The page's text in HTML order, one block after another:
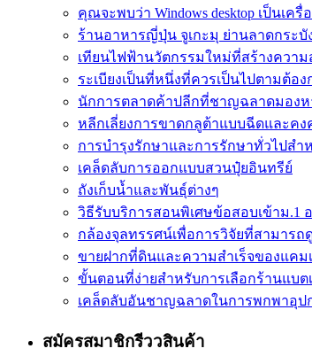
คุณจะพบว่า Windows desktop เป็นเค
ร้านอาหารญี่ปุ่น จูเกะมุ ย่านลาดกระ
เทียนไฟฟ้านวัตกรรมใหม่ที่สร้างควา
ระเบียงเป็นที่หนึ่งที่ควรเป็นไปตามต้
นักการตลาดค้าปลีกที่ชาญฉลาดมองห
หลีกเลี่ยงการขาดกลูต้าแบบฉีดและคง
การบำรุงรักษาและการรักษาทั่วไปสำ
เคล็ดลับการออกแบบสวนปุ๋ยอินทรีย์
ถังเก็บน้ำและพันธุ์ต่างๆ
วิธีรับบริการสอนพิเศษข้อสอบเข้าม.1
กล้องจุลทรรศน์เพื่อการวิจัยที่สามารถ
ขายฝากที่ดินและความสำเร็จของแ
ขั้นตอนที่ง่ายสำหรับการเลือกร้านแบต
เคล็ดลับอันชาญฉลาดในการพกพาอุป
สมัครสมาชิกรีววสินค้า